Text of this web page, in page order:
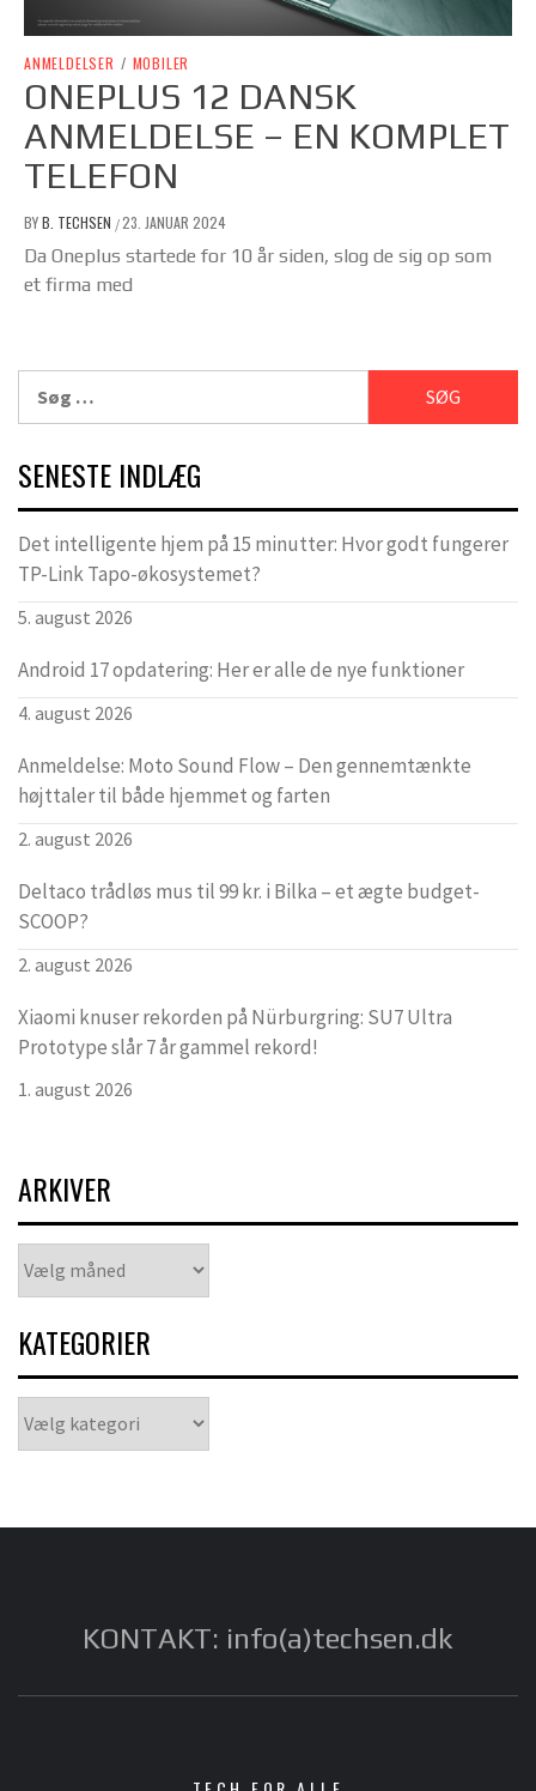
ANMELDELSER / MOBILER
ONEPLUS 12 DANSK
ANMELDELSE – EN KOMPLET
TELEFON
BYB. TECHSEN /23. JANUAR 2024
Da Oneplus startede for 10 år siden, slog de sig op som
et firma med
efter:
SENESTE INDLÆG
Det intelligente hjem på 15 minutter: Hvor godt fungerer
TP-Link Tapo-økosystemet?
5. august 2026
Android 17 opdatering: Her er alle de nye funktioner
4. august 2026
Anmeldelse: Moto Sound Flow – Den gennemtænkte
højttaler til både hjemmet og farten
2. august 2026
Deltaco trådløs mus til 99 kr. i Bilka – et ægte budget-
SCOOP?
2. august 2026
Xiaomi knuser rekorden på Nürburgring: SU7 Ultra
Prototype slår 7 år gammel rekord!
1. august 2026
ARKIVER
KATEGORIER
KONTAKT: info(a)techsen.dk